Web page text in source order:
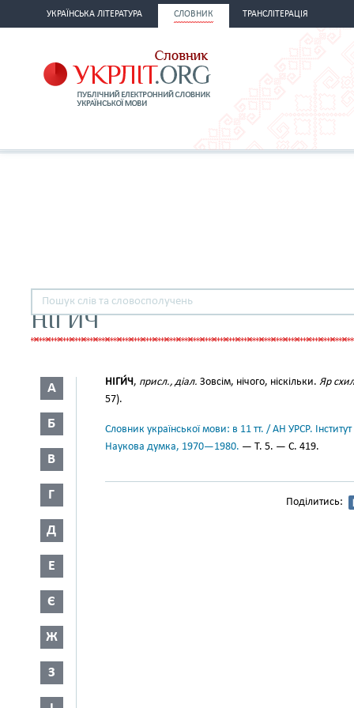
УКРАЇНСЬКА ЛІТЕРАТУРА СЛОВНИК ТРАНСЛІТЕРАЦІЯ
НІГИЧ
А
Б
В
Г
Д
Е
Є
Ж
З
НІГИ́Ч, присл., діал. Зовсім, нічого, ніскільки. Яр
57).
Словник української мови: в 11 тт. / АН УРСР.
Наукова думка, 1970—1980. — Т. 5. — С. 419.
Поділитись: